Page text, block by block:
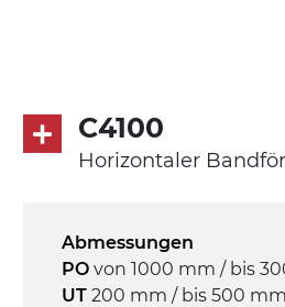
phasiger
Mehrfachspannung 230/
Geschwindigkeit
4,6 m/Minute
C4100
Horizontaler
Abmessungen
PO von 1000 mm / bis
UT 200 mm / bis 500 mm